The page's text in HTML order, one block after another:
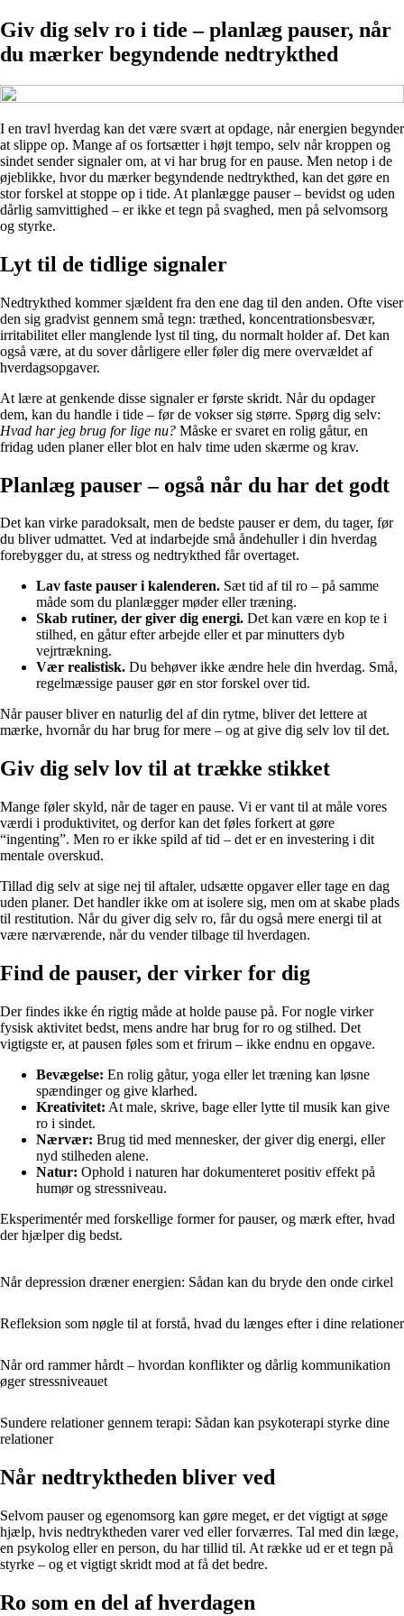
Giv dig selv ro i tide – planlæg pauser, når
du mærker begyndende nedtrykthed
I en travl hverdag kan det være svært at opdage, når energien begynder
at slippe op. Mange af os fortsætter i højt tempo, selv når kroppen og
sindet sender signaler om, at vi har brug for en pause. Men netop i de
øjeblikke, hvor du mærker begyndende nedtrykthed, kan det gøre en
stor forskel at stoppe op i tide. At planlægge pauser – bevidst og uden
dårlig samvittighed – er ikke et tegn på svaghed, men på selvomsorg
og styrke.
Lyt til de tidlige signaler
Nedtrykthed kommer sjældent fra den ene dag til den anden. Ofte viser
den sig gradvist gennem små tegn: træthed, koncentrationsbesvær,
irritabilitet eller manglende lyst til ting, du normalt holder af. Det kan
også være, at du sover dårligere eller føler dig mere overvældet af
hverdagsopgaver.
At lære at genkende disse signaler er første skridt. Når du opdager
dem, kan du handle i tide – før de vokser sig større. Spørg dig selv:
Hvad har jeg brug for lige nu? Måske er svaret en rolig gåtur, en
fridag uden planer eller blot en halv time uden skærme og krav.
Planlæg pauser – også når du har det godt
Det kan virke paradoksalt, men de bedste pauser er dem, du tager, før
du bliver udmattet. Ved at indarbejde små åndehuller i din hverdag
forebygger du, at stress og nedtrykthed får overtaget.
Lav faste pauser i kalenderen. Sæt tid af til ro – på samme
måde som du planlægger møder eller træning.
Skab rutiner, der giver dig energi. Det kan være en kop te i
stilhed, en gåtur efter arbejde eller et par minutters dyb
vejrtrækning.
Vær realistisk. Du behøver ikke ændre hele din hverdag. Små,
regelmæssige pauser gør en stor forskel over tid.
Når pauser bliver en naturlig del af din rytme, bliver det lettere at
mærke, hvornår du har brug for mere – og at give dig selv lov til det.
Giv dig selv lov til at trække stikket
Mange føler skyld, når de tager en pause. Vi er vant til at måle vores
værdi i produktivitet, og derfor kan det føles forkert at gøre
“ingenting”. Men ro er ikke spild af tid – det er en investering i dit
mentale overskud.
Tillad dig selv at sige nej til aftaler, udsætte opgaver eller tage en dag
uden planer. Det handler ikke om at isolere sig, men om at skabe plads
til restitution. Når du giver dig selv ro, får du også mere energi til at
være nærværende, når du vender tilbage til hverdagen.
Find de pauser, der virker for dig
Der findes ikke én rigtig måde at holde pause på. For nogle virker
fysisk aktivitet bedst, mens andre har brug for ro og stilhed. Det
vigtigste er, at pausen føles som et frirum – ikke endnu en opgave.
Bevægelse: En rolig gåtur, yoga eller let træning kan løsne
spændinger og give klarhed.
Kreativitet: At male, skrive, bage eller lytte til musik kan give
ro i sindet.
Nærvær: Brug tid med mennesker, der giver dig energi, eller
nyd stilheden alene.
Natur: Ophold i naturen har dokumenteret positiv effekt på
humør og stressniveau.
Eksperimentér med forskellige former for pauser, og mærk efter, hvad
der hjælper dig bedst.
Når depression dræner energien: Sådan kan du bryde den onde cirkel
Refleksion som nøgle til at forstå, hvad du længes efter i dine relationer
Når ord rammer hårdt – hvordan konflikter og dårlig kommunikation
øger stressniveauet
Sundere relationer gennem terapi: Sådan kan psykoterapi styrke dine
relationer
Når nedtryktheden bliver ved
Selvom pauser og egenomsorg kan gøre meget, er det vigtigt at søge
hjælp, hvis nedtryktheden varer ved eller forværres. Tal med din læge,
en psykolog eller en person, du har tillid til. At række ud er et tegn på
styrke – og et vigtigt skridt mod at få det bedre.
Ro som en del af hverdagen